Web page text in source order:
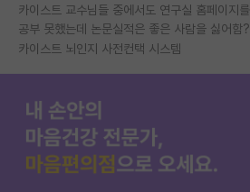
공부 못했는데 논문실적은 좋은 사람을 싫어함?
카이스트 뇌인지 사전컨택 시스템